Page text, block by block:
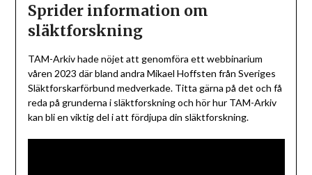
Sprider information om
släktforskning
TAM-Arkiv hade nöjet att genomföra ett webbinarium
våren 2023 där bland andra Mikael Hoffsten från Sveriges
Släktforskarförbund medverkade. Titta gärna på det och få
reda på grunderna i släktforskning och hör hur TAM-Arkiv
kan bli en viktig del i att fördjupa din släktforskning.